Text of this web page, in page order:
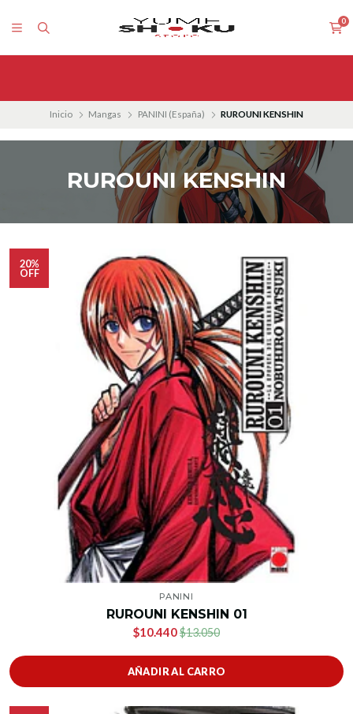
0
Inicio Mangas PANINI (España) RUROUNI KENSHIN
RUROUNI KENSHIN
20%
OFF
PANINI
RUROUNI KENSHIN 01
$10.440$13.050
AÑADIR AL CARRO